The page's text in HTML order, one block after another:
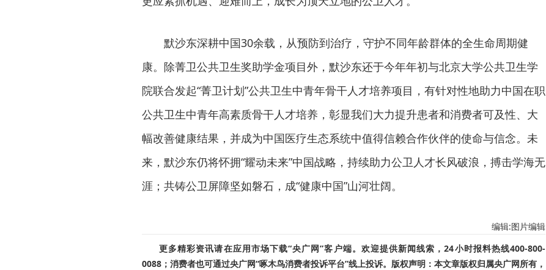
默沙东深耕中国30余载，从预防到治疗，守护不同年龄群体的全生命周期健
康。除菁卫公共卫生奖助学金项目外，默沙东还于今年年初与北京大学公共卫生学
院联合发起“菁卫计划”公共卫生中青年骨干人才培养项目，有针对性地助力中国在职
公共卫生中青年高素质骨干人才培养，彰显我们大力提升患者和消费者可及性、大
幅改善健康结果，并成为中国医疗生态系统中值得信赖合作伙伴的使命与信念。未
来，默沙东仍将怀拥“耀动未来”中国战略，持续助力公卫人才长风破浪，搏击学海无
涯；共铸公卫屏障坚如磐石，成“健康中国”山河壮阔。
编辑:图片编辑
更多精彩资讯请在应用市场下载“央广网”客户端。欢迎提供新闻线索，24小时报料热线400-800-
0088；消费者也可通过央广网“啄木鸟消费者投诉平台”线上投诉。版权声明：本文章版权归属央广网所有，